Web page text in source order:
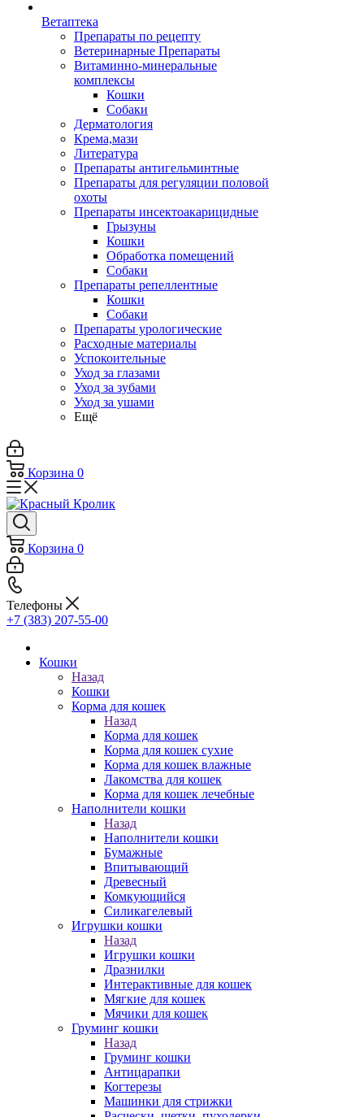
Ветаптека
Препараты по рецепту
Ветеринарные Препараты
Витаминно-минеральные
комплексы
Кошки
Собаки
Дерматология
Крема,мази
Литература
Препараты антигельминтные
Препараты для регуляции половой
охоты
Препараты инсектоакарицидные
Грызуны
Кошки
Обработка помещений
Собаки
Препараты репеллентные
Кошки
Собаки
Препараты урологические
Расходные материалы
Успокоительные
Уход за глазами
Уход за зубами
Уход за ушами
Ещё
Корзина 0
Корзина 0
Телефоны
+7 (383) 207-55-00
Кошки
Назад
Кошки
Корма для кошек
Назад
Корма для кошек
Корма для кошек сухие
Корма для кошек влажные
Лакомства для кошек
Корма для кошек лечебные
Наполнители кошки
Назад
Наполнители кошки
Бумажные
Впитывающий
Древесный
Комкующийся
Силикагелевый
Игрушки кошки
Назад
Игрушки кошки
Дразнилки
Интерактивные для кошек
Мягкие для кошек
Мячики для кошек
Груминг кошки
Назад
Груминг кошки
Антицарапки
Когтерезы
Машинки для стрижки